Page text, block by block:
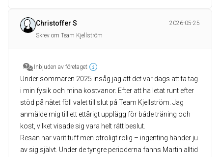
Christoffer S
2026-05-25
Skrev om Team Kjellström
Inbjuden av företaget
​Under sommaren 2025 insåg jag att det var dags att ta tag
i min fysik och mina kostvanor. Efter att ha letat runt efter
stöd på nätet föll valet till slut på Team Kjellström. Jag
anmälde mig till ett ettårigt upplägg för både träning och
kost, vilket visade sig vara helt rätt beslut.
​Resan har varit tuff men otroligt rolig – ingenting händer ju
av sig självt. Under de tyngre perioderna fanns Martin alltid